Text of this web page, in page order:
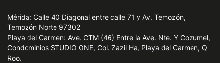
Mérida: Calle 40 Diagonal entre calle 71 y Av. Temozón,
Temozón Norte 97302
Playa del Carmen: Ave. CTM (46) Entre la Ave. Nte. Y Cozumel,
Condominios STUDIO ONE, Col. Zazil Ha, Playa del Carmen, Q
Roo.